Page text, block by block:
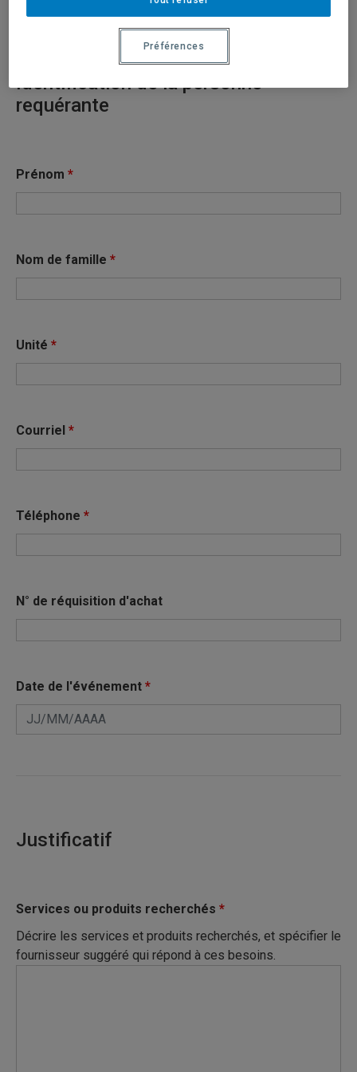
* champs obligatoires
Identification de la personne
requérante
Prénom *
Nom de famille *
Unité *
Courriel *
Téléphone *
N° de réquisition d'achat
Date de l'événement *
Justificatif
Services ou produits recherchés *
Décrire les services et produits recherchés, et spécifier le
fournisseur suggéré qui répond à ces besoins.
Préférences